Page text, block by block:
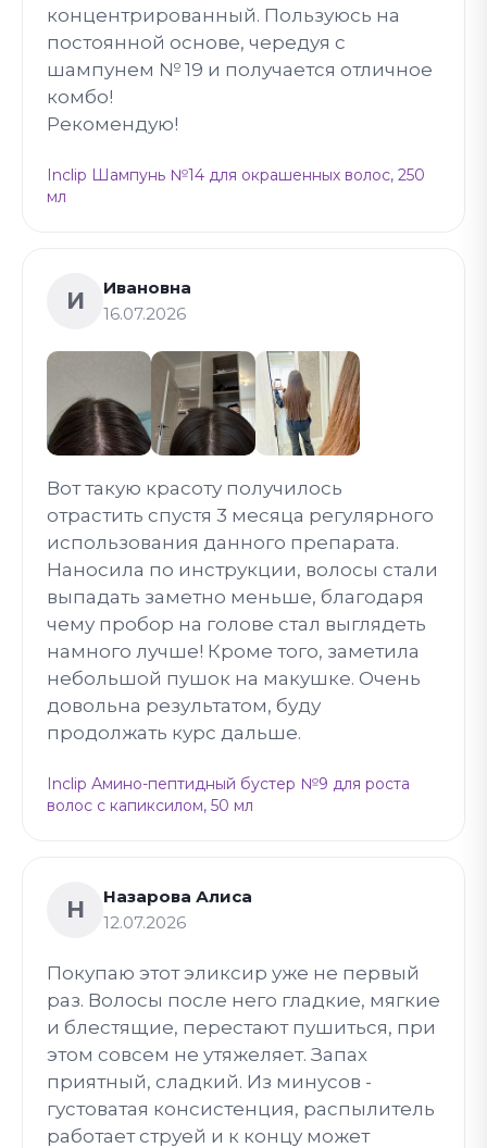
концентрированный. Пользуюсь на
постоянной основе, чередуя с
шампунем № 19 и получается отличное
комбо!
Рекомендую!
Inclip Шампунь №14 для окрашенных волос, 250
мл
И
Ивановна
16.07.2026
Вот такую красоту получилось
отрастить спустя 3 месяца регулярного
использования данного препарата.
Наносила по инструкции, волосы стали
выпадать заметно меньше, благодаря
чему пробор на голове стал выглядеть
намного лучше! Кроме того, заметила
небольшой пушок на макушке. Очень
довольна результатом, буду
продолжать курс дальше.
Inclip Амино-пептидный бустер №9 для роста
волос с капиксилом, 50 мл
Н
Назарова Алиса
12.07.2026
Покупаю этот эликсир уже не первый
раз. Волосы после него гладкие, мягкие
и блестящие, перестают пушиться, при
этом совсем не утяжеляет. Запах
приятный, сладкий. Из минусов -
густоватая консистенция, распылитель
работает струей и к концу может